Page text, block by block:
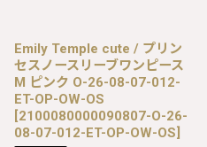
Emily Temple cute / プリン
セスノースリーブワンピース
M ピンク O-26-08-07-012-
ET-OP-OW-OS
[2100080000090807-O-26-
08-07-012-ET-OP-OW-OS]